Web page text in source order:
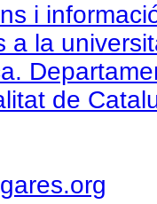
i
a la
de